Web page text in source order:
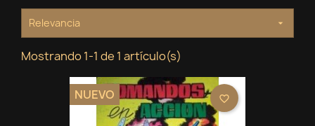
Relevancia 
Mostrando 1-1 de 1 artículo(s)
NUEVO favorite_border